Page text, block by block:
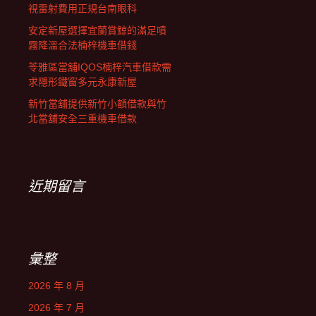
視雷射費用正規台南眼科
安定新屋選擇宜蘭賞鯨的滿足噴
霧降溫合法楠梓機車借錢
苓雅區當舖IQOS楠梓汽車借款需
求隱形鐵窗多元永康新屋
新竹當舖提供新竹小額借款與竹
北當舖安全三重機車借款
近期留言
彙整
2026 年 8 月
2026 年 7 月